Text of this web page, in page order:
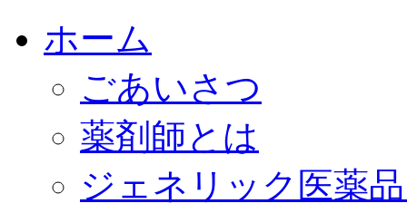
ホーム
ごあいさつ
薬剤師とは
ジェネリック医薬